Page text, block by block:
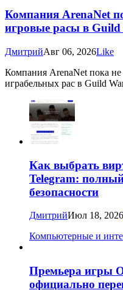
Компания ArenaNet
игровые расы в Guild
ДмитрийАвг 06, 2026Like
Компания ArenaNet пока
играбельных рас в Guild
Как выбрать
Telegram:
безопасности
ДмитрийИюл 18, 2026
Компьютерные и
Премьера игры
официально